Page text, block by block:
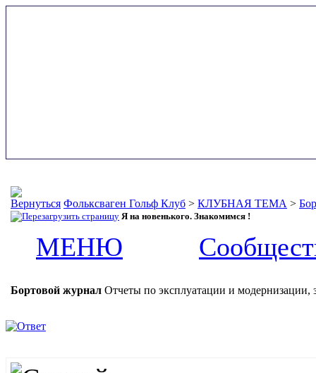
Фольксваген Гольф Клуб > КЛУБНАЯ ТЕМА >
Я на новенького. Знакомимся !
МЕНЮ
Бортовой журнал Отчеты по эксплуатации и